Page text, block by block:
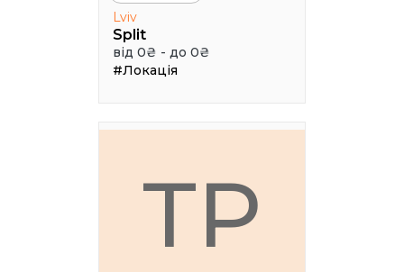
Lviv
Split
від 0₴ - до 0₴
#Локація
ТР